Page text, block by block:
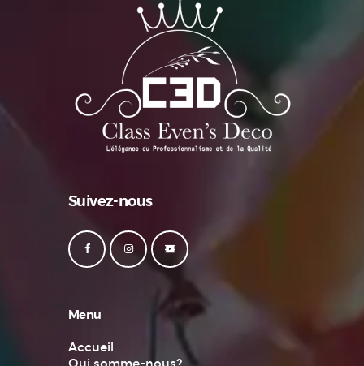
Suivez-nous
Menu
Accueil